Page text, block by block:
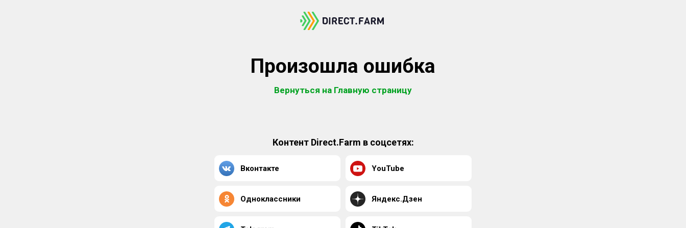
Произошла ошибка
Вернуться на Главную страницу
Контент Direct.Farm в соцсетях:
Вконтакте YouTube
Одноклассники Яндекс.Дзен